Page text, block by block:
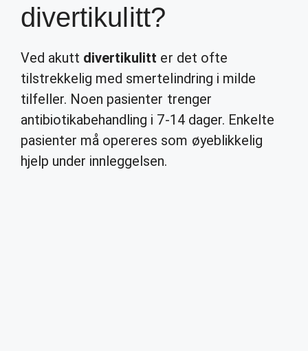
divertikulitt?
Ved akutt divertikulitt er det ofte
tilstrekkelig med smertelindring i milde
tilfeller. Noen pasienter trenger
antibiotikabehandling i 7-14 dager. Enkelte
pasienter må opereres som øyeblikkelig
hjelp under innleggelsen.